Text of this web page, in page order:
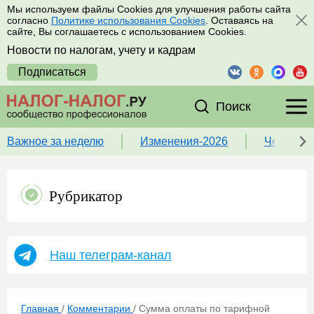
Мы используем файлы Cookies для улучшения работы сайта
согласно Политике использования Cookies . Оставаясь на
сайте, Вы соглашаетесь с использованием Cookies.
Новости по налогам, учету и кадрам
Подписаться
Поиск
Важное за неделю Изменения-2026 Чек-
Рубрикатор
Наш телеграм-канал
Главная / Комментарии / Сумма оплаты по тарифной